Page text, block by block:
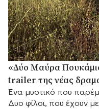
«Δύο Μαύρα
trailer της νέας
Ένα μυστικό που
Δυο φίλοι, που έχουν